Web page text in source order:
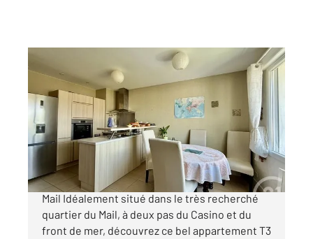
LA ROCHELLE 17
62 m , 3 pièces
Ref : 18570
Appartement T2 à vendre
351 750 €
LA ROCHELLE - Appartement T3 - Quartier du
Mail Idéalement situé dans le très recherché
quartier du Mail, à deux pas du Casino et du
front de mer, découvrez ce bel appartement T3